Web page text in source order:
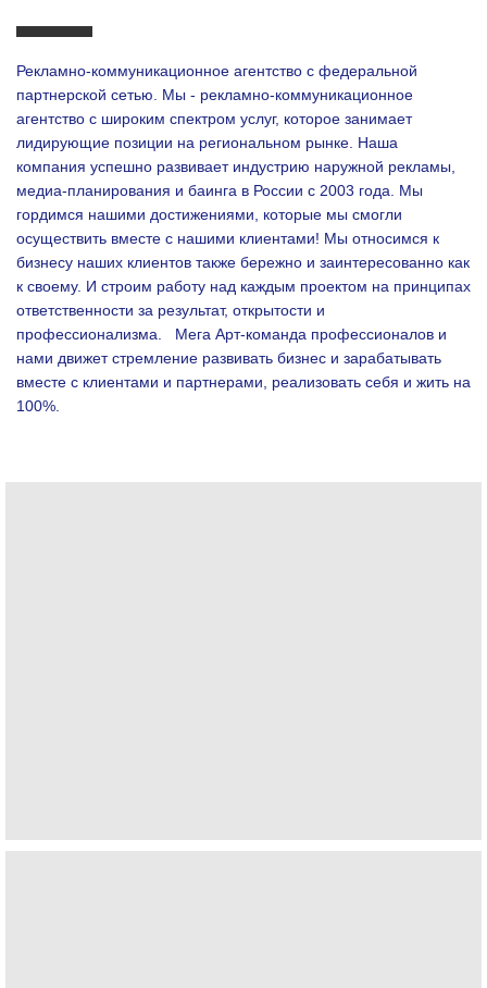
Рекламно-коммуникационное агентство с федеральной
партнерской сетью. Мы - рекламно-коммуникационное
агентство с широким спектром услуг, которое занимает
лидирующие позиции на региональном рынке. Наша
компания успешно развивает индустрию наружной рекламы,
медиа-планирования и баинга в России с 2003 года. Мы
гордимся нашими достижениями, которые мы смогли
осуществить вместе с нашими клиентами! Мы относимся к
бизнесу наших клиентов также бережно и заинтересованно как
к своему. И строим работу над каждым проектом на принципах
ответственности за результат, открытости и
профессионализма. Мега Арт-команда профессионалов и
нами движет стремление развивать бизнес и зарабатывать
вместе с клиентами и партнерами, реализовать себя и жить на
100%.